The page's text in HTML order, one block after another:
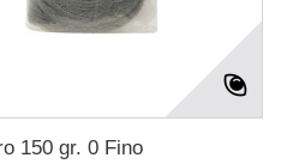
150 gr. 0 Fino